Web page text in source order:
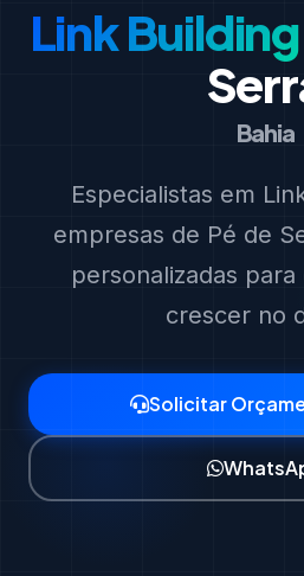
Link Building
Bahia
Especialistas em
empresas de Pé de
personalizadas
crescer no
Solicitar